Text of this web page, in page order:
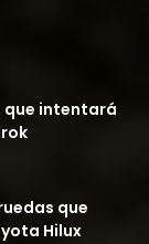
que intentará
que
Hilux